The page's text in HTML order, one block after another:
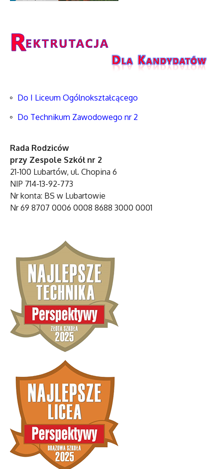
Do I Liceum Ogólnokształcącego
Do Technikum Zawodowego nr 2
Rada Rodziców
przy Zespole Szkół nr 2
21-100 Lubartów, ul. Chopina 6
NIP 714-13-92-773
Nr konta: BS w Lubartowie
Nr 69 8707 0006 0008 8688 3000 0001